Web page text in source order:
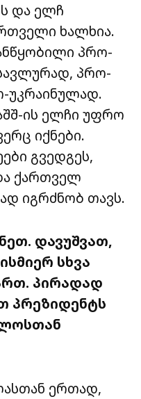
და ელჩ
ხალხია.
პრო-
პრო-
უკრაინულად.
ის ელჩი უფრო
იქნები.
გვედგეს,
ქართველ
იგრძნობ თავს.
დავუშვათ,
სხვა
პირადად
პრეზიდენტს
ერთად,